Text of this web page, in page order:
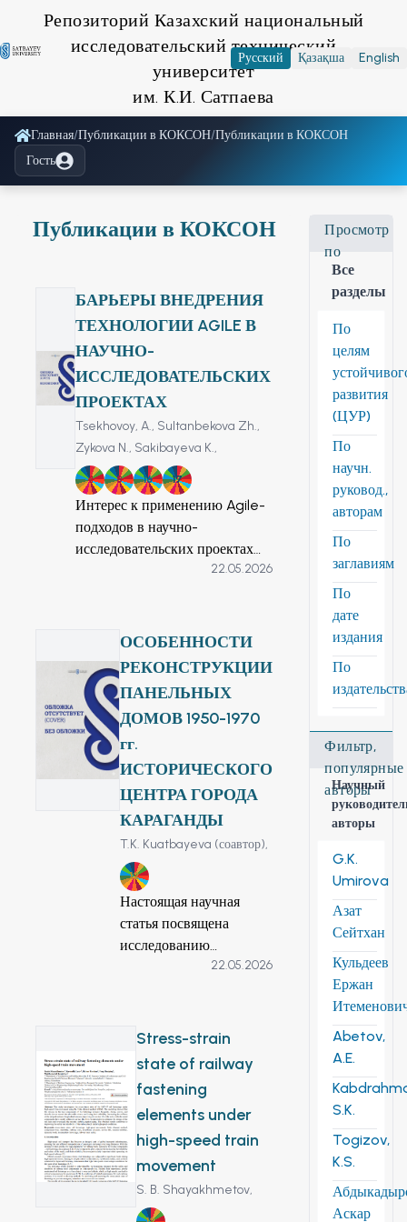
Репозиторий Казахский национальный
исследовательский технический
университет
им. К.И. Сатпаева
Русский Қазақша English
Главная/Публикации в КОКСОН/Публикации в КОКСОН
Гость
Публикации в КОКСОН
БАРЬЕРЫ ВНЕДРЕНИЯ
ТЕХНОЛОГИИ AGILE В
НАУЧНО-
ИССЛЕДОВАТЕЛЬСКИХ
ПРОЕКТАХ
Tsekhovoy, A., Sultanbekova Zh.,
Zykova N., Sakibayeva K.,
4 8 16 17
Интерес к применению Agile-
подходов в научно-
исследовательских проектах
(НИР) стабильно растёт,
в академическую среду
сталкивается с разнородными
препятствиями. В статье
проведены систематизация и
критический анализ барьеров
внедрения Agile в контексте
НИР на основе
систематического обзора
литературы (PRISMA) и
библиометрического чтения
публикаций (Scopus, 2015–
2025) с дополнительным
учётом русскоязычных
источников. Предложена
унифицированная таксономия
барьеров из семи категорий:
культурно-психологические,
технологические,
стейкхолдерские и научно-
методологические (дизайн
исследования, валидность/
надёжность,
воспроизводимость, метрики).
Применена двухуровневая
22.05.2026
ОСОБЕННОСТИ
РЕКОНСТРУКЦИИ
ПАНЕЛЬНЫХ
ДОМОВ 1950-1970
гг.
ИСТОРИЧЕСКОГО
ЦЕНТРА ГОРОДА
КАРАГАНДЫ
T.K. Kuatbayeva (соавтор),
12
Настоящая научная
статья посвящена
исследованию
центра города
Караганды,
представленного
панельными домами,
построенными в период
с 1950-е по 1970-е годы.
В исследовании
проведен анализ
архитектурных
22.05.2026
Stress-strain
state of railway
fastening
elements under
high-speed train
movement
S. B. Shayakhmetov,
Просмотр
по
Все
разделы
По
целям
развития
(ЦУР)
По
научн.
руковод.,
авторам
По
заглавиям
По
дате
издания
По
Фильтр,
популярные
авторы
Научный
авторы
G.K.
Umirova
Азат
Сейтхан
Кульдеев
Ержан
Abetov,
A.E.
S.K.
Togizov,
K.S.
Аскар